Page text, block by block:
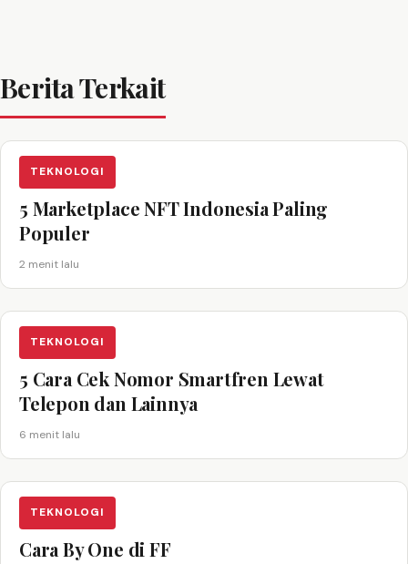
Berita Terkait
TEKNOLOGI
5 Marketplace NFT Indonesia Paling
Populer
2 menit lalu
TEKNOLOGI
5 Cara Cek Nomor Smartfren Lewat
Telepon dan Lainnya
6 menit lalu
TEKNOLOGI
Cara By One di FF